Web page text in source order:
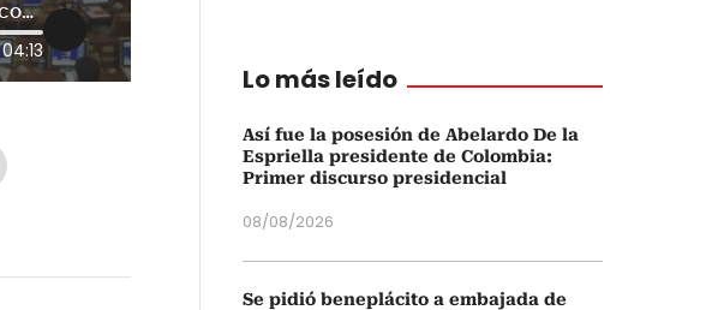
Así votaría el Senado la consulta popular: ¿quiénes estarían a favor y en contra?
04:13
Lo más leído
Así fue la posesión de Abelardo De la
Espriella presidente de Colombia:
Primer discurso presidencial
08/08/2026
Se pidió beneplácito a embajada de